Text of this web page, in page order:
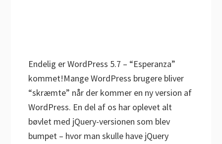
Endelig er WordPress 5.7 – “Esperanza”
kommet!Mange WordPress brugere bliver
“skræmte” når der kommer en ny version af
WordPress. En del af os har oplevet alt
bøvlet med jQuery-versionen som blev
bumpet – hvor man skulle have jQuery